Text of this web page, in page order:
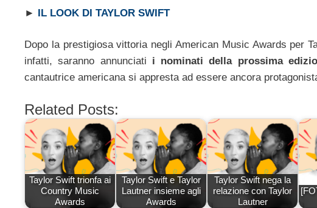
► IL LOOK DI TAYLOR SWIFT
Dopo la prestigiosa vittoria negli American Music Awards per
infatti, saranno annunciati i nominati della prossima
cantautrice americana si appresta ad essere ancora
Related Posts:
Taylor Swift trionfa ai
Country Music
Awards
Taylor Swift e Taylor
Lautner insieme agli
Awards
Taylor Swift nega la
relazione con Taylor
Lautner